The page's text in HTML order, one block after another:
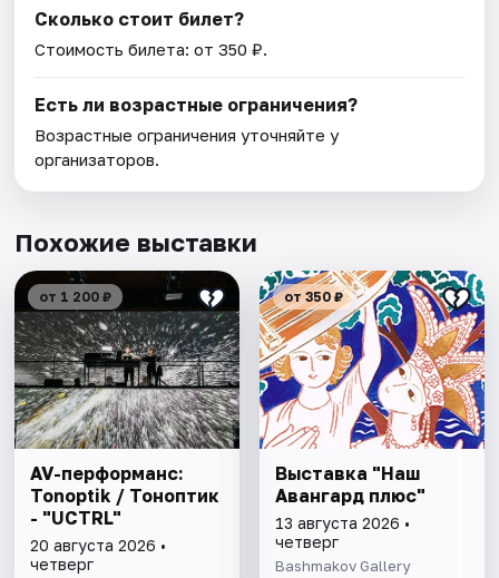
Сколько стоит билет?
Стоимость билета: от 350 ₽.
Есть ли возрастные ограничения?
Возрастные ограничения уточняйте у
организаторов.
Похожие выставки
от 1 200 ₽
AV-перформанс:
Tonoptik / Тоноптик
- "UCTRL"
20 августа 2026 •
четверг
от 350 ₽
Выставка "Наш
Авангард плюс"
13 августа 2026 •
четверг
Bashmakov Gallery